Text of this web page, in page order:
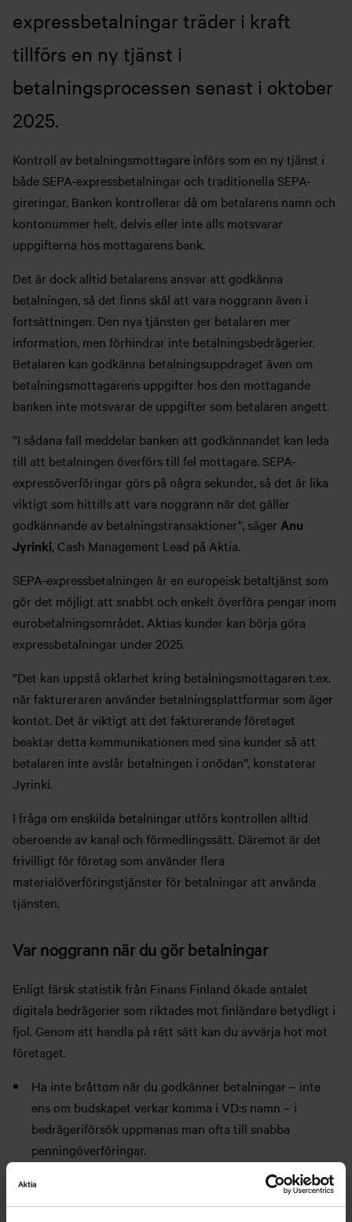
expressbetalningar träder i kraft
tillförs en ny tjänst i
betalningsprocessen senast i oktober
2025.
Kontroll av betalningsmottagare införs som en ny tjänst i
både SEPA-expressbetalningar och traditionella SEPA-
gireringar. Banken kontrollerar då om betalarens namn och
kontonummer helt, delvis eller inte alls motsvarar
uppgifterna hos mottagarens bank.
Det är dock alltid betalarens ansvar att godkänna
betalningen, så det finns skäl att vara noggrann även i
fortsättningen. Den nya tjänsten ger betalaren mer
information, men förhindrar inte betalningsbedrägerier.
Betalaren kan godkänna betalningsuppdraget även om
betalningsmottagarens uppgifter hos den mottagande
banken inte motsvarar de uppgifter som betalaren angett.
”I sådana fall meddelar banken att godkännandet kan leda
till att betalningen överförs till fel mottagare. SEPA-
expressöverföringar görs på några sekunder, så det är lika
viktigt som hittills att vara noggrann när det gäller
godkännande av betalningstransaktioner”, säger Anu
Jyrinki, Cash Management Lead på Aktia.
SEPA-expressbetalningen är en europeisk betaltjänst som
gör det möjligt att snabbt och enkelt överföra pengar inom
eurobetalningsområdet. Aktias kunder kan börja göra
expressbetalningar under 2025.
”Det kan uppstå oklarhet kring betalningsmottagaren t.ex.
när faktureraren använder betalningsplattformar som äger
kontot. Det är viktigt att det fakturerande företaget
beaktar detta kommunikationen med sina kunder så att
betalaren inte avslår betalningen i onödan”, konstaterar
Jyrinki.
I fråga om enskilda betalningar utförs kontrollen alltid
oberoende av kanal och förmedlingssätt. Däremot är det
frivilligt för företag som använder flera
materialöverföringstjänster för betalningar att använda
tjänsten.
Var noggrann när du gör betalningar
Enligt färsk statistik från Finans Finland ökade antalet
digitala bedrägerier som riktades mot finländare betydligt i
fjol. Genom att handla på rätt sätt kan du avvärja hot mot
företaget.
Ha inte bråttom när du godkänner betalningar – inte
ens om budskapet verkar komma i VD:s namn – i
bedrägeriförsök uppmanas man ofta till snabba
penningöverföringar.
Kontrollera att din nya samarbetspartner är pålitlig
och sök vid behov ytterligare information på nätet.